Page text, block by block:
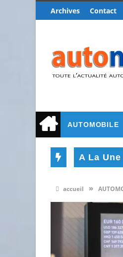
Archives Contact
AUTOMOBILE
A La Une
accueil »